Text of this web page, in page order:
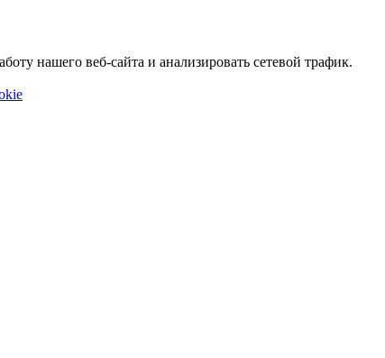
нашего веб-сайта и анализировать сетевой трафик.